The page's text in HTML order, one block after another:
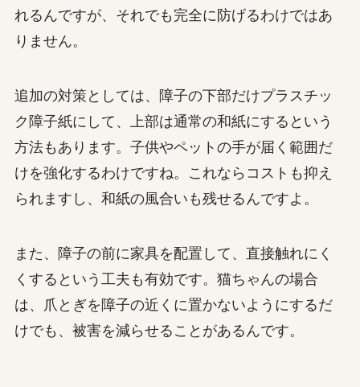
れるんですが、それでも完全に防げるわけではあ
りません。
追加の対策としては、障子の下部だけプラスチッ
ク障子紙にして、上部は通常の和紙にするという
方法もあります。子供やペットの手が届く範囲だ
けを強化するわけですね。これならコストも抑え
られますし、和紙の風合いも残せるんですよ。
また、障子の前に家具を配置して、直接触れにく
くするという工夫も有効です。猫ちゃんの場合
は、爪とぎを障子の近くに置かないようにするだ
けでも、被害を減らせることがあるんです。